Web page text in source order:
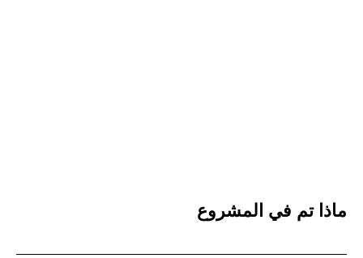
ماذا تم في المشروع